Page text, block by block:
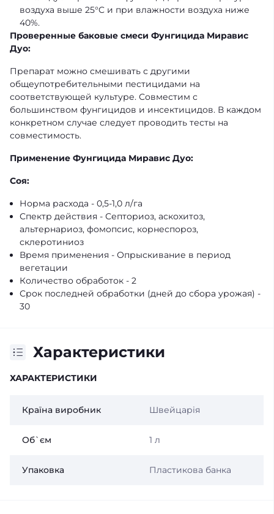
воздуха выше 25°C и при влажности воздуха ниже
40%.
Проверенные баковые смеси Фунгицида Миравис
Дуо:
Препарат можно смешивать с другими
общеупотребительными пестицидами на
соответствующей культуре. Совместим с
большинством фунгицидов и инсектицидов. В каждом
конкретном случае следует проводить тесты на
совместимость.
Применение Фунгицида Миравис Дуо:
Соя:
Норма расхода - 0,5-1,0 л/га
Спектр действия - Септориоз, аскохитоз,
альтернариоз, фомопсис, корнеспороз,
склеротиниоз
Время применения - Опрыскивание в период
вегетации
Количество обработок - 2
Срок последней обработки (дней до сбора урожая) -
30
Характеристики
ХАРАКТЕРИСТИКИ
Країна виробник Швейцарія
Об`єм 1 л
Упаковка Пластикова банка